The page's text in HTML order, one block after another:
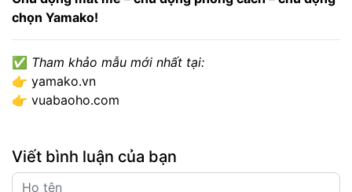
chọn Yamako!
✅ Tham khảo mẫu mới nhất tại:
👉 yamako.vn
👉 vuabaoho.com
Viết bình luận của bạn